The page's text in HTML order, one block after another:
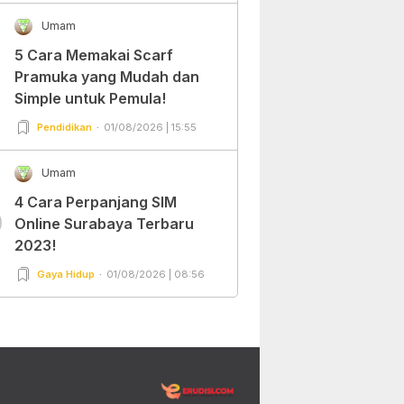
Umam
5 Cara Memakai Scarf
Pramuka yang Mudah dan
Simple untuk Pemula!
Pendidikan 01/08/2026 | 15:55
Umam
4 Cara Perpanjang SIM
Online Surabaya Terbaru
2023!
Gaya Hidup 01/08/2026 | 08:56